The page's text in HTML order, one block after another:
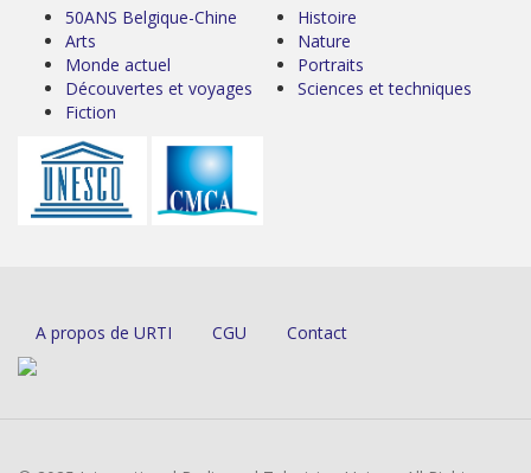
50ANS Belgique-Chine
Arts
Monde actuel
Découvertes et voyages
Fiction
Histoire
Nature
Portraits
Sciences et techniques
A propos de URTI CGU Contact